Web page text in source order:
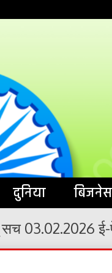
दुनिया बिजनेस
03.02.2026